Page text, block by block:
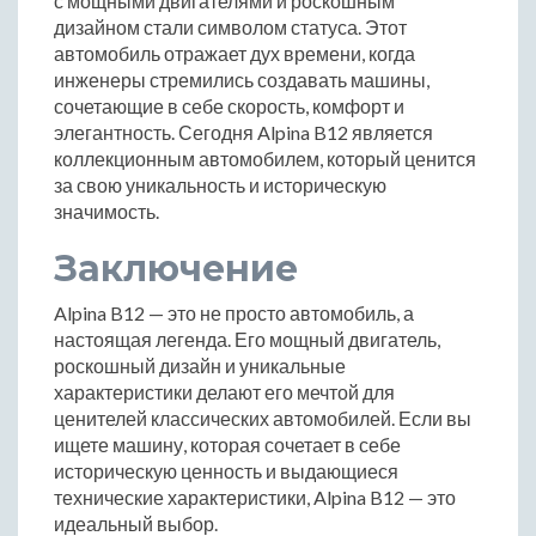
дизайном стали символом статуса. Этот
автомобиль отражает дух времени, когда
инженеры стремились создавать машины,
сочетающие в себе скорость, комфорт и
элегантность. Сегодня Alpina B12 является
коллекционным автомобилем, который ценится
за свою уникальность и историческую
значимость.
Заключение
Alpina B12 — это не просто автомобиль, а
настоящая легенда. Его мощный двигатель,
роскошный дизайн и уникальные
характеристики делают его мечтой для
ценителей классических автомобилей. Если вы
ищете машину, которая сочетает в себе
историческую ценность и выдающиеся
технические характеристики, Alpina B12 — это
идеальный выбор.